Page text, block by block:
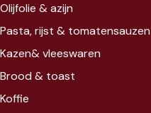
Olijfolie & azijn
Pasta, rijst & tomatensauzen
Kazen&vleeswaren
Brood & toast
Koffie